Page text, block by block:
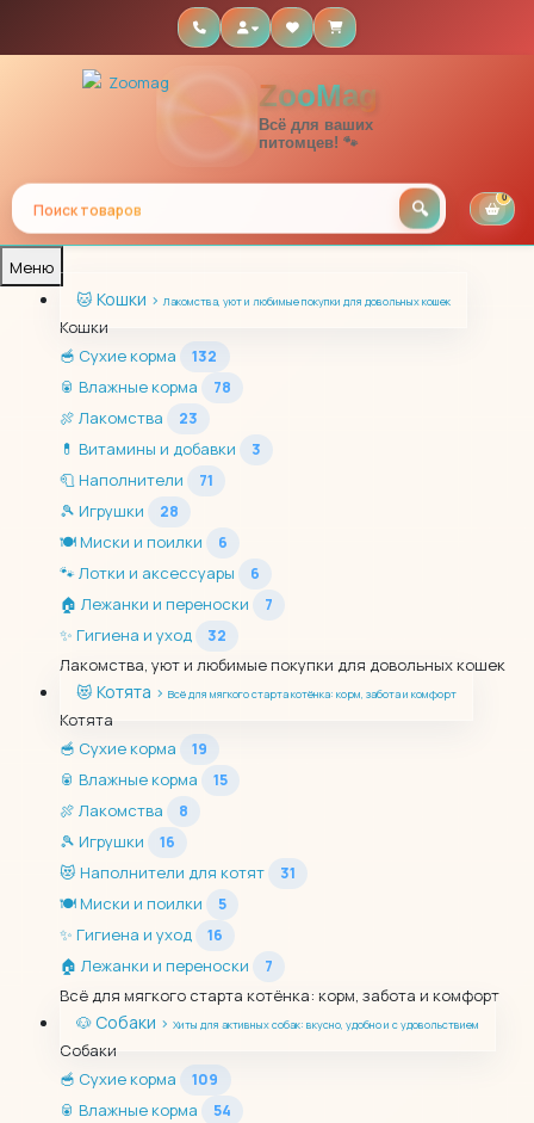
ZooMag
Всё для ваших
питомцев! 🐾
0
Меню
🐱 Кошки › Лакомства, уют и любимые покупки для довольных кошек
Кошки
🥣 Сухие корма 132
🥫 Влажные корма 78
🍖 Лакомства 23
💊 Витамины и добавки 3
🧻 Наполнители 71
🎾 Игрушки 28
🍽️ Миски и поилки 6
🐾Лотки и аксессуары 6
🏠 Лежанки и переноски 7
✨ Гигиена и уход 32
Лакомства, уют и любимые покупки для довольных кошек
😻 Котята › Всё для мягкого старта котёнка: корм, забота и комфорт
Котята
🥣 Сухие корма 19
🥫 Влажные корма 15
🍖 Лакомства 8
🎾 Игрушки 16
😻 Наполнители для котят 31
🍽️ Миски и поилки 5
✨ Гигиена и уход 16
🏠 Лежанки и переноски 7
Всё для мягкого старта котёнка: корм, забота и комфорт
🐶 Собаки › Хиты для активных собак: вкусно, удобно и с удовольствием
Собаки
🥣 Сухие корма 109
🥫 Влажные корма 54